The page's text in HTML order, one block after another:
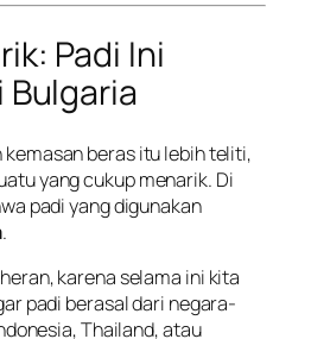
Padi Ini
Bulgaria
beras itu lebih teliti,
yang cukup menarik. Di
padi yang digunakan
.
karena selama ini kita
padi berasal dari negara-
Thailand, atau